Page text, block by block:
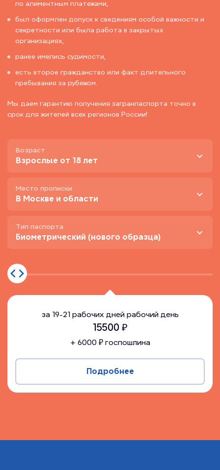
по алиментным платежами,
был оформлен допуск к сведениям особой важности и
секретности или была работа в закрытых
организациях,
ранее имелись судимости,
есть второе гражданство или факт длительного
пребывания за рубежом.
Мы даем гарантию получения загранпаспорта точно в
срок для жителей всех регионов России!
Возраст
Взрослые от 18 лет
Место прописки
В Москве и области
Тип паспорта
Биометрический (нового образца)
за 19-21 рабочих днейрабочий день
15500₽
+ 6000₽ госпошлина
Подробнее